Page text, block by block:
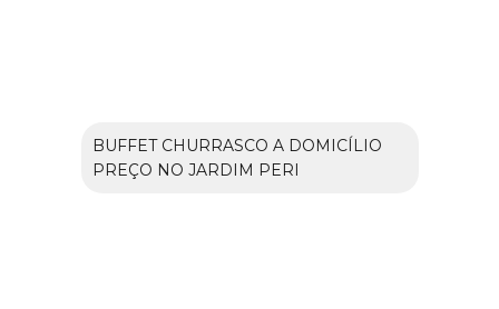
BUFFET CHURRASCO A DOMICÍLIO
PREÇO NO JARDIM PERI